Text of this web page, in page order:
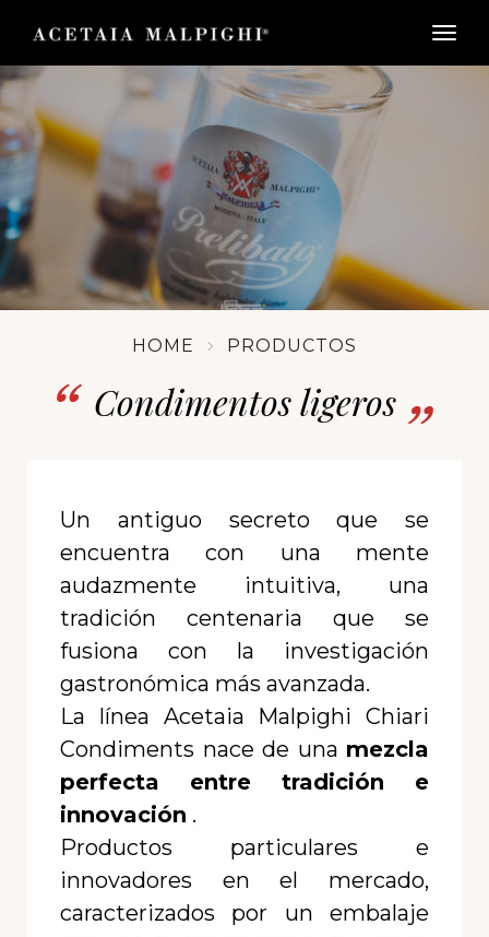
HOME PRODUCTOS
Condimentos ligeros
Un antiguo secreto que se
encuentra con una mente
audazmente intuitiva, una
tradición centenaria que se
fusiona con la investigación
gastronómica más avanzada.
La línea Acetaia Malpighi Chiari
Condiments nace de una mezcla
perfecta entre tradición e
innovación .
Productos particulares e
innovadores en el mercado,
caracterizados por un embalaje